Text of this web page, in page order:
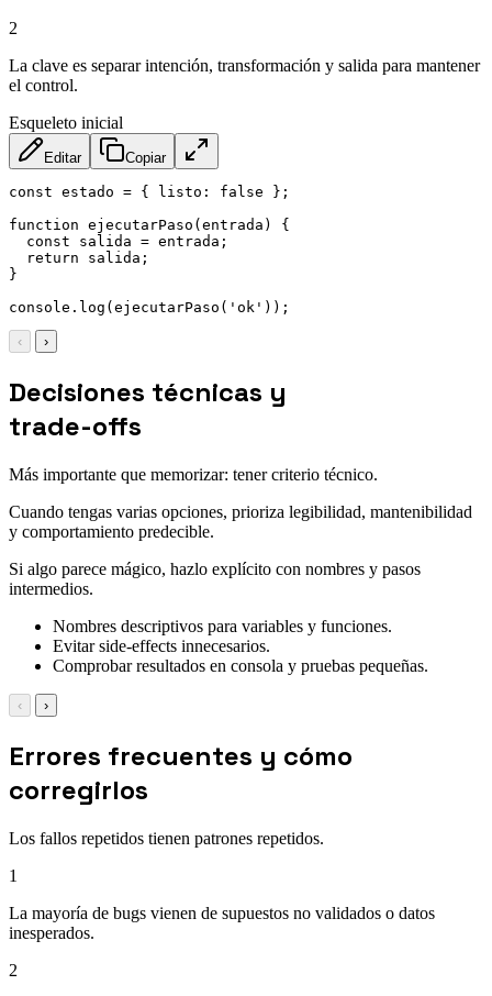
2
La clave es separar intención, transformación y salida para mantener
el control.
Esqueleto inicial
Editar Copiar
const estado = { listo : false } ;
function ejecutarPaso ( entrada )
{
const salida = entrada ;
return salida ;
}
console . log ( ejecutarPaso ( 'ok' ) ) ;
‹ ›
Decisiones técnicas y
trade-offs
Más importante que memorizar: tener criterio técnico.
Cuando tengas varias opciones, prioriza legibilidad, mantenibilidad
y comportamiento predecible.
Si algo parece mágico, hazlo explícito con nombres y pasos
intermedios.
Nombres descriptivos para variables y funciones.
Evitar side-effects innecesarios.
Comprobar resultados en consola y pruebas pequeñas.
‹ ›
Errores frecuentes y cómo
corregirlos
Los fallos repetidos tienen patrones repetidos.
1
La mayoría de bugs vienen de supuestos no validados o datos
inesperados.
2